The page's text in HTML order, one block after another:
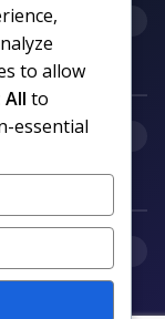
to allow
to
essential